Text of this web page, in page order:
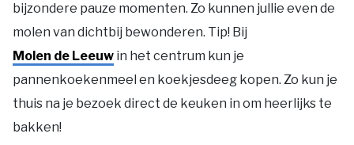
bijzondere pauze momenten. Zo kunnen jullie even de
molen van dichtbij bewonderen. Tip! Bij
Molen de Leeuw in het centrum kun je
pannenkoekenmeel en koekjesdeeg kopen. Zo kun je
thuis na je bezoek direct de keuken in om heerlijks te
bakken!